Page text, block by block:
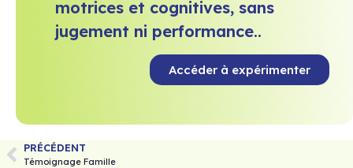
motrices et cognitives, sans
jugement ni performance..
Accéder à expérimenter
PRÉCÉDENT
Témoignage Famille